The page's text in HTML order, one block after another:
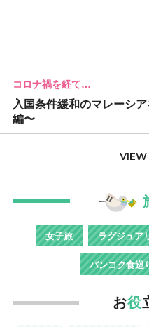
コロナ禍を経て…
入国条件緩和のマレーシ
編〜
VIEW
女子旅 ラグジュア
バンコク食巡
お役